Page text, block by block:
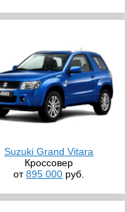
Suzuki Grand Vitara
Кроссовер
от895 000 руб.